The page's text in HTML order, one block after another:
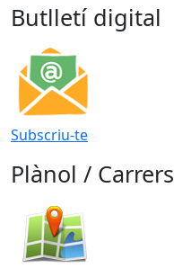
Butlletí digital
Subscriu-te
Plànol / Carrers